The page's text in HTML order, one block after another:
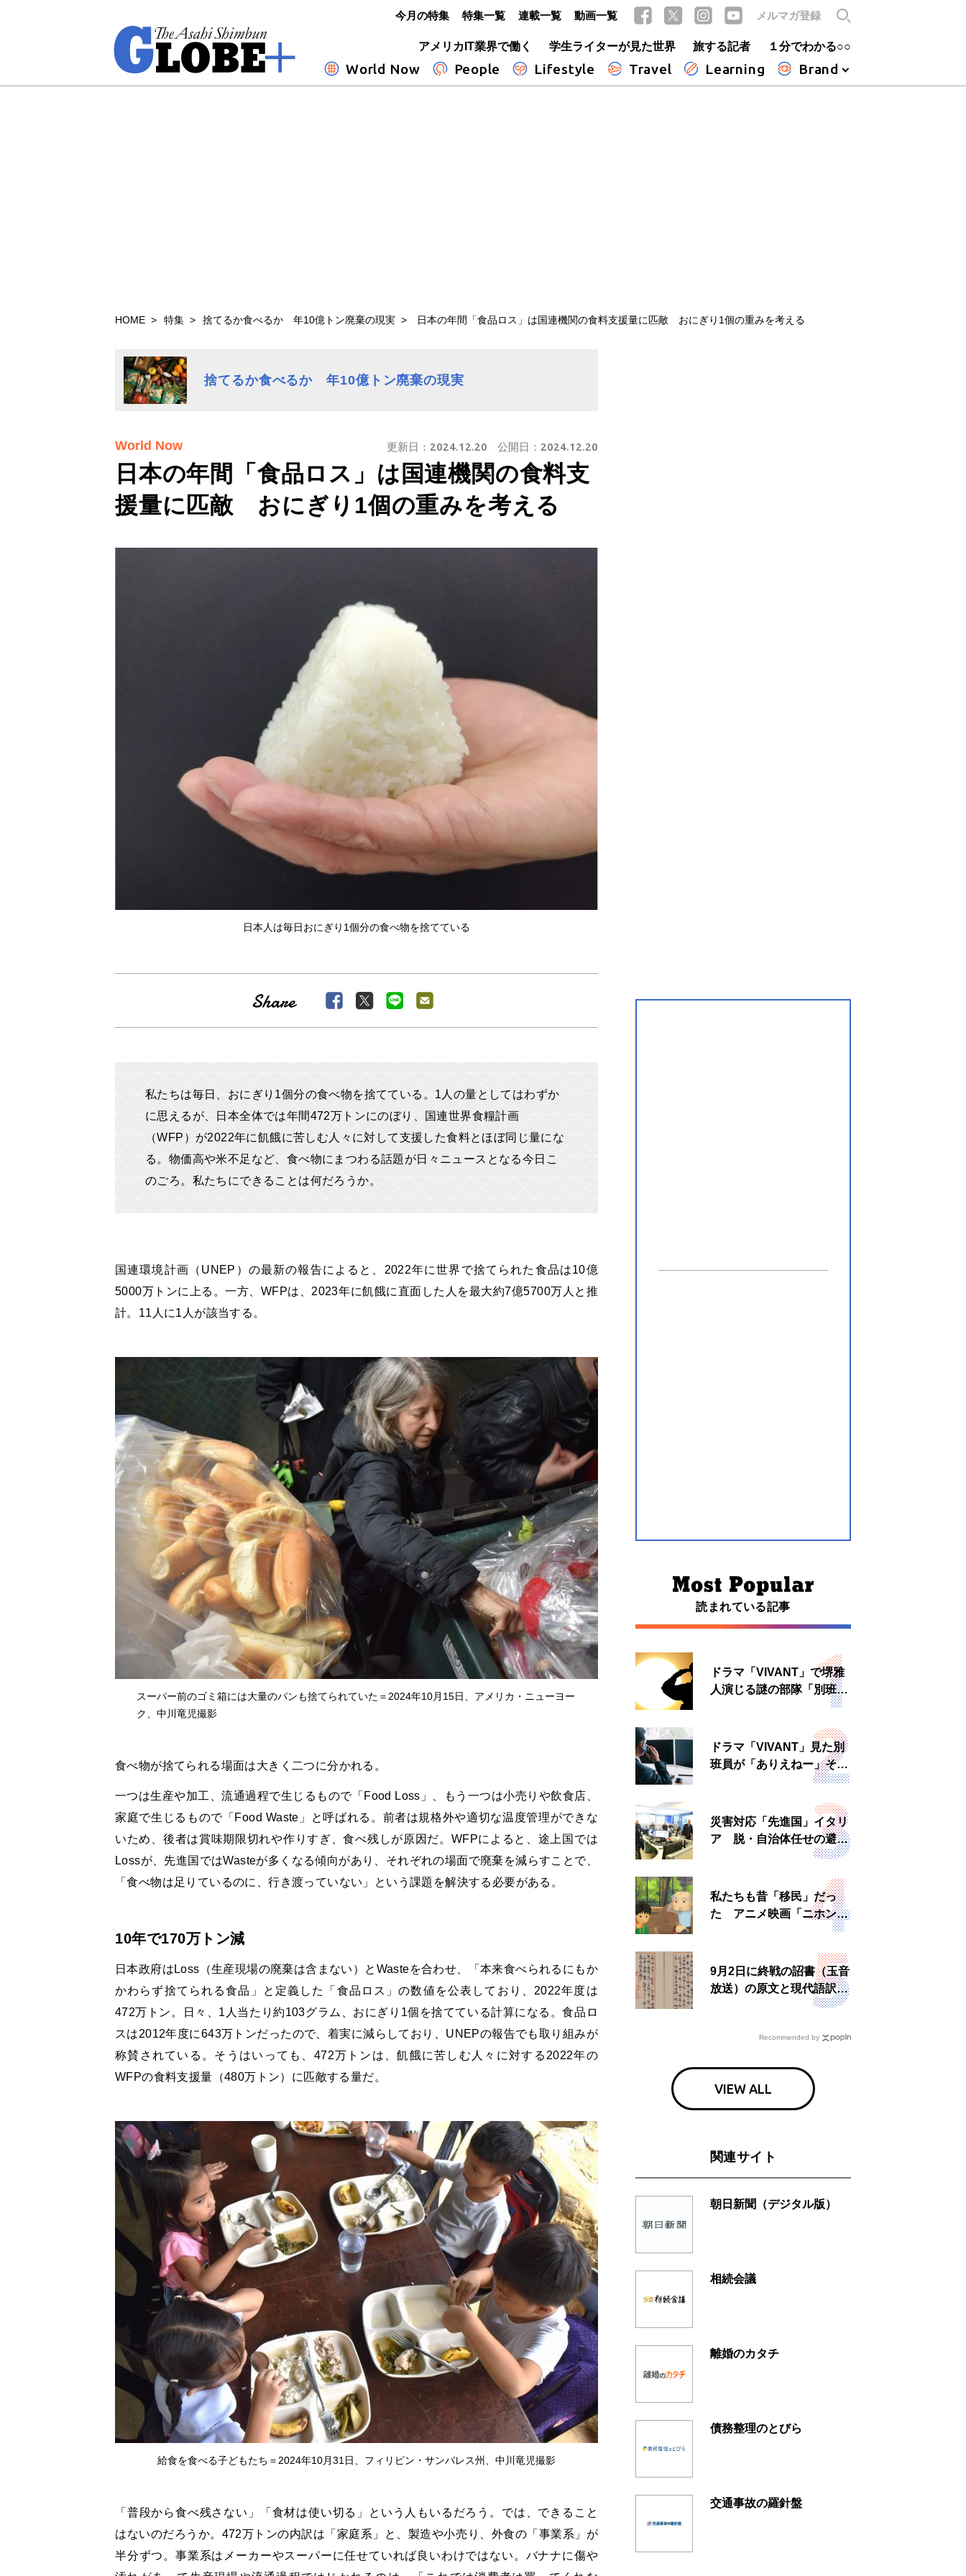
アメリカIT業界で働く
学生ライターが見た世界 旅する記者 １分でわかる○○
World Now People Lifestyle Travel Learning Brand
今月の特集 特集一覧 連載一覧 動画一覧 メルマガ登録
HOME 特集 捨てるか食べるか 年10億トン廃棄の現実 日本の年間「食品ロス」は国連機関の食料支援量に匹敵 おにぎり1個の重みを考える
捨てるか食べるか 年10億トン廃棄の現実
日本の年間「食品ロス」は国連機関の食料支
援量に匹敵 おにぎり1個の重みを考える
World Now 更新日： 2024.12.20 公開日： 2024.12.20
日本人は毎日おにぎり1個分の食べ物を捨てている
私たちは毎日、おにぎり1個分の食べ物を捨てている。1人の量としてはわずか
に思えるが、日本全体では年間472万トンにのぼり、国連世界食糧計画
（WFP）が2022年に飢餓に苦しむ人々に対して支援した食料とほぼ同じ量にな
る。物価高や米不足など、食べ物にまつわる話題が日々ニュースとなる今日こ
のごろ。私たちにできることは何だろうか。
国連環境計画（UNEP）の最新の報告によると、2022年に世界で捨てられた食品は10億
5000万トンに上る。一方、WFPは、2023年に飢餓に直面した人を最大約7億5700万人と推
計。11人に1人が該当する。
スーパー前のゴミ箱には大量のパンも捨てられていた＝2024年10月15日、アメリカ・ニューヨー
ク、中川竜児撮影
食べ物が捨てられる場面は大きく二つに分かれる。
一つは生産や加工、流通過程で生じるもので「Food Loss」、もう一つは小売りや飲食店、
家庭で生じるもので「Food Waste」と呼ばれる。前者は規格外や適切な温度管理ができな
いため、後者は賞味期限切れや作りすぎ、食べ残しが原因だ。WFPによると、途上国では
Lossが、先進国ではWasteが多くなる傾向があり、それぞれの場面で廃棄を減らすことで、
「食べ物は足りているのに、行き渡っていない」という課題を解決する必要がある。
10年で170万トン減
日本政府はLoss（生産現場の廃棄は含まない）とWasteを合わせ、「本来食べられるにもか
かわらず捨てられる食品」と定義した「食品ロス」の数値を公表しており、2022年度は
472万トン。日々、1人当たり約103グラム、おにぎり1個を捨てている計算になる。食品ロ
スは2012年度に643万トンだったので、着実に減らしており、UNEPの報告でも取り組みが
称賛されている。そうはいっても、472万トンは、飢餓に苦しむ人々に対する2022年の
WFPの食料支援量（480万トン）に匹敵する量だ。
給食を食べる子どもたち＝2024年10月31日、フィリピン・サンバレス州、中川竜児撮影
「普段から食べ残さない」「食材は使い切る」という人もいるだろう。では、できること
はないのだろうか。472万トンの内訳は「家庭系」と、製造や小売り、外食の「事業系」が
半分ずつ。事業系はメーカーやスーパーに任せていれば良いわけではない。バナナに傷や
読まれている記事
ドラマ「VIVANT」で堺雅
人演じる謎の部隊「別班」
は実在する？内情知る人物
ドラマ「VIVANT」見た別
班員が「ありえねー」その
理由とは 非公然組織ゆえ
災害対応「先進国」イタリ
ア 脱・自治体任せの避難
所運営、被災者への温かい
私たちも昔「移民」だっ
た アニメ映画「ニホンジ
9月2日に終戦の詔書（玉音
放送）の原文と現代語訳を
読む もう一つの「終戦の
Recommended by
VIEW ALL
関連サイト
朝日新聞（デジタル版）
相続会議
離婚のカタチ
債務整理のとびら
交通事故の羅針盤